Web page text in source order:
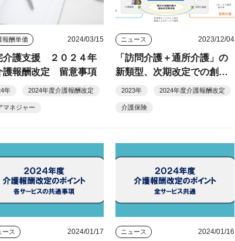
報酬単価 2024/03/15
介護支援 ２０２４年
護報酬改定 留意事項
年 2024年度介護報酬改定
マネジャー
ニュース 2023/12/04
「訪問介護＋通所介護」の
新類型、次期改定での創設
は見送り
2023年 2024年度介護報酬改定
介護保険
ース 2024/01/17 ニュース 2024/01/16